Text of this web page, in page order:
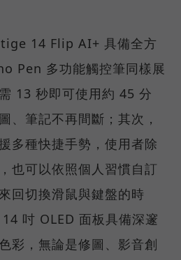
14 Flip AI+ 具備全方
Pen 多功能觸控筆同樣展
13 秒即可使用約 45 分
、筆記不再間斷；其次，
多種快捷手勢，使用者除
也可以依照個人習慣自訂
回切換滑鼠與鍵盤的時
吋 OLED 面板具備深邃
彩，無論是修圖、影音創